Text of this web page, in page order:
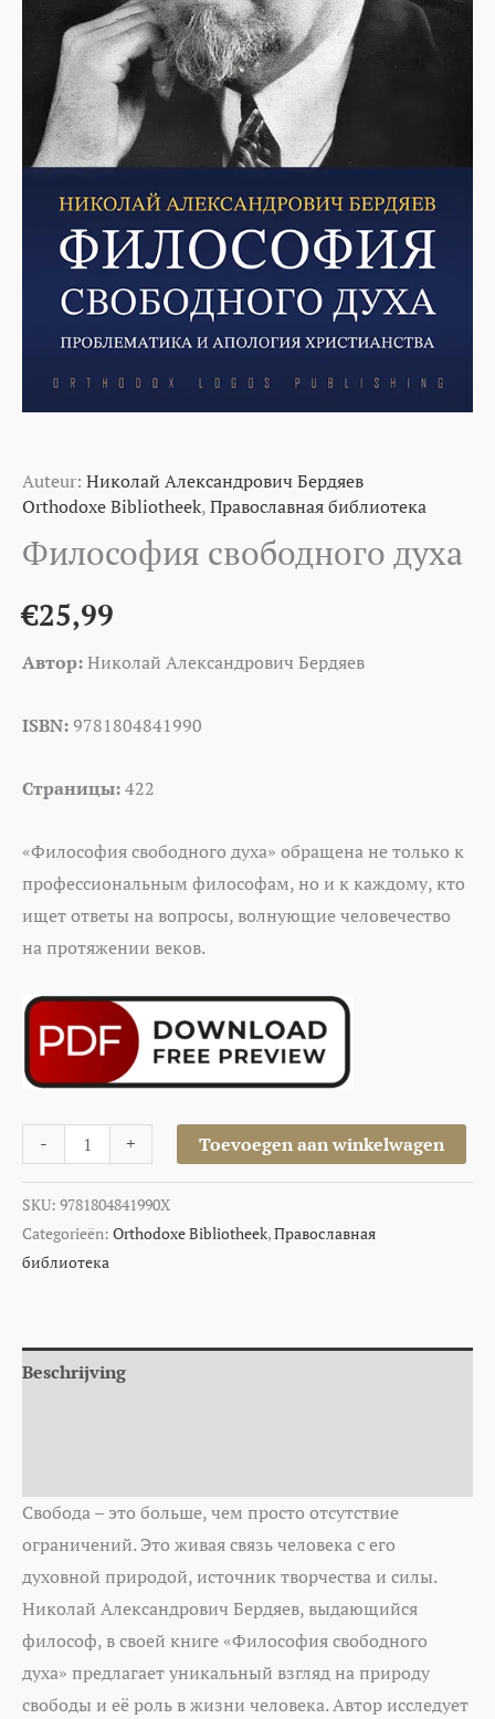
Auteur: Николай Александрович Бердяев
Orthodoxe Bibliotheek,Православная библиотека
Философия свободного духа
€25,99
Автор:Николай Александрович Бердяев
ISBN:9781804841990
Страницы:422
«Философия свободного духа» обращена не только к
профессиональным философам, но и к каждому, кто
ищет ответы на вопросы, волнующие человечество
на протяжении веков.
- + Toevoegen aan winkelwagen
SKU: 9781804841990X
Categorieën: Orthodoxe Bibliotheek,Православная
библиотека
Beschrijving
Свобода – это больше, чем просто отсутствие
ограничений. Это живая связь человека с его
духовной природой, источник творчества и силы.
Николай Александрович Бердяев, выдающийся
философ, в своей книге «Философия свободного
духа» предлагает уникальный взгляд на природу
свободы и её роль в жизни человека. Автор исследует